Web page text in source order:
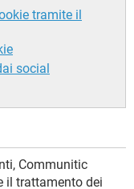
tramite il
social
Communitic
il trattamento dei